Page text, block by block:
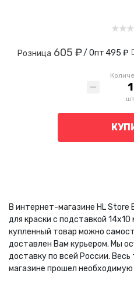
Розница 605 ₽/ Опт 495 ₽
В интернет-магазине HL Store
для краски с подставкой
купленный товар можно
доставлен Вам курьером. Мы
доставку по всей России.
магазине прошел